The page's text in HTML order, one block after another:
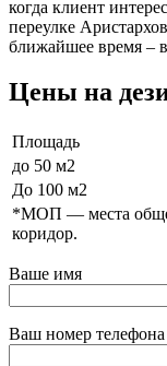
когда клиент
переулке
ближайшее время –
Цены на
Площадь
до 50 м2
До 100 м2
*МОП — места
коридор.
Ваше имя
Ваш номер телефона